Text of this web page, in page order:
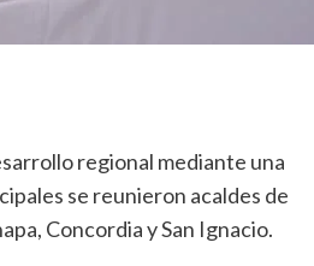
regional mediante una
se reunieron acaldes de
Concordia y San Ignacio.